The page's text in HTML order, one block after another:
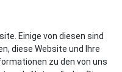
MIT
Einige von diesen sind
diese Website und Ihre
zu den von uns